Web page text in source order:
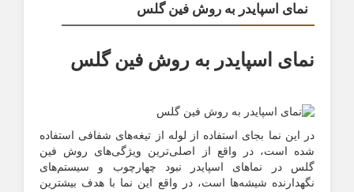
نمای اسپایدر به روش فین گلس
نمای اسپایدر به روش فین گلس
در این نما بجای استفاده از لوله از تیغه‌های شفافی استفاده
شده است، در واقع از اصلی‌ترین ویژگی‌های روش فین
گلس در نماهای اسپایدر نبود چهارچوب و سیستم‌های
نگهدارنده شیشه‌ها است، در واقع این نما با هدف بیشترین